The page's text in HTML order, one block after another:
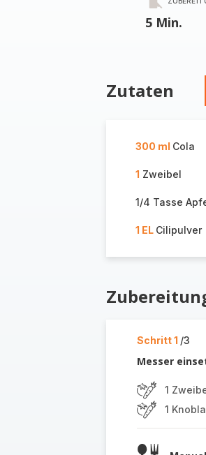
5 Min.
Zutaten
300 ml Cola
1 Zweibel
1/4 Tasse
1 EL Cilipulver
Schritt 1 /3
Messer
1
1